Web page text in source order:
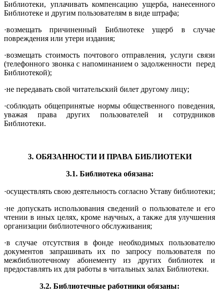
Библиотеки, уплачивать компенсацию ущерба, нанесенного
Библиотеке и другим пользователям в виде штрафа;
·возмещать причиненный Библиотеке ущерб в случае
повреждения или утери издания;
·возмещать стоимость почтового отправления, услуги связи
(телефонного звонка с напоминанием о задолженности перед
Библиотекой);
·не передавать свой читательский билет другому лицу;
·соблюдать общепринятые нормы общественного поведения,
уважая права других пользователей и сотрудников
Библиотеки.
3. ОБЯЗАННОСТИ И ПРАВА БИБЛИОТЕКИ
3.1. Библиотека обязана:
·осуществлять свою деятельность согласно Уставу библиотеки;
·не допускать использования сведений о пользователе и его
чтении в иных целях, кроме научных, а также для улучшения
организации библиотечного обслуживания;
·в случае отсутствия в фонде необходимых пользователю
документов запрашивать их по запросу пользователя по
межбиблиотечному абонементу из других библиотек и
предоставлять их для работы в читальных залах Библиотеки.
3.2. Библиотечные работники обязаны: